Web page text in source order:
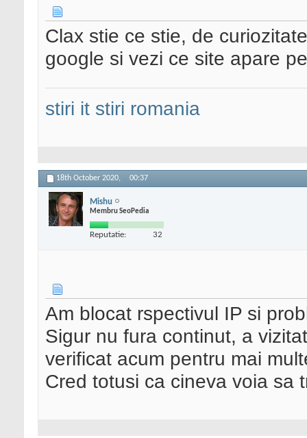
Clax stie ce stie, de
google si vezi ce site apare
stiri it stiri romania
18th October 2020, 00:37
Mishu
Membru SeoPedia
Reputatie: 32
Am blocat rspectivul IP si
Sigur nu fura continut, a
verificat acum pentru mai
Cred totusi ca cineva voia sa